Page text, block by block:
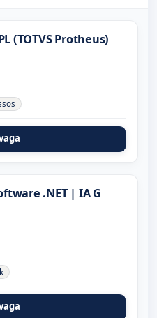
(TOTVS Protheus)
.NET | IA G